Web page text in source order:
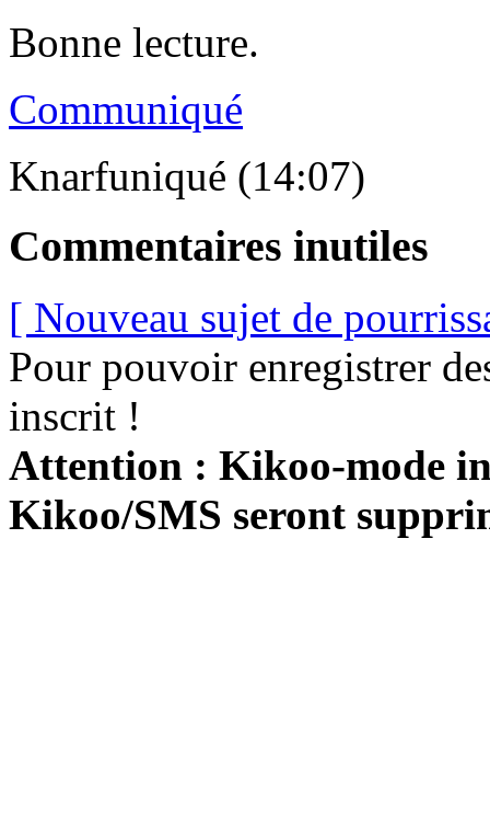
Bonne lecture.
Communiqué
Knarfuniqué (14:07)
Commentaires inutiles
[ Nouveau sujet de
Pour pouvoir enregistrer
inscrit !
Attention : Kikoo-mode
Kikoo/SMS seront